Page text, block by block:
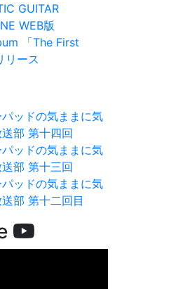
GUITAR
WEB版
「The First
リース
ッドの気ままに気
送部 第十四回
ッドの気ままに気
送部 第十三回
ッドの気ままに気
部 第十二回目